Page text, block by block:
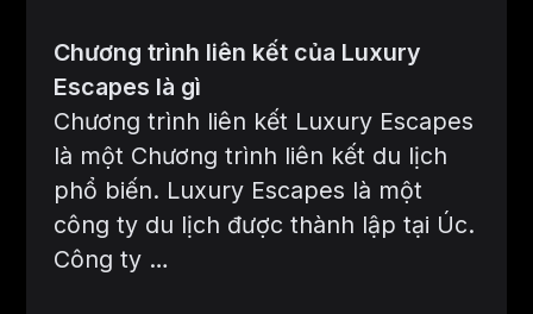
Chương trình liên kết của Luxury
Escapes là gì
Chương trình liên kết Luxury Escapes
là một Chương trình liên kết du lịch
phổ biến. Luxury Escapes là một
công ty du lịch được thành lập tại Úc.
Công ty …